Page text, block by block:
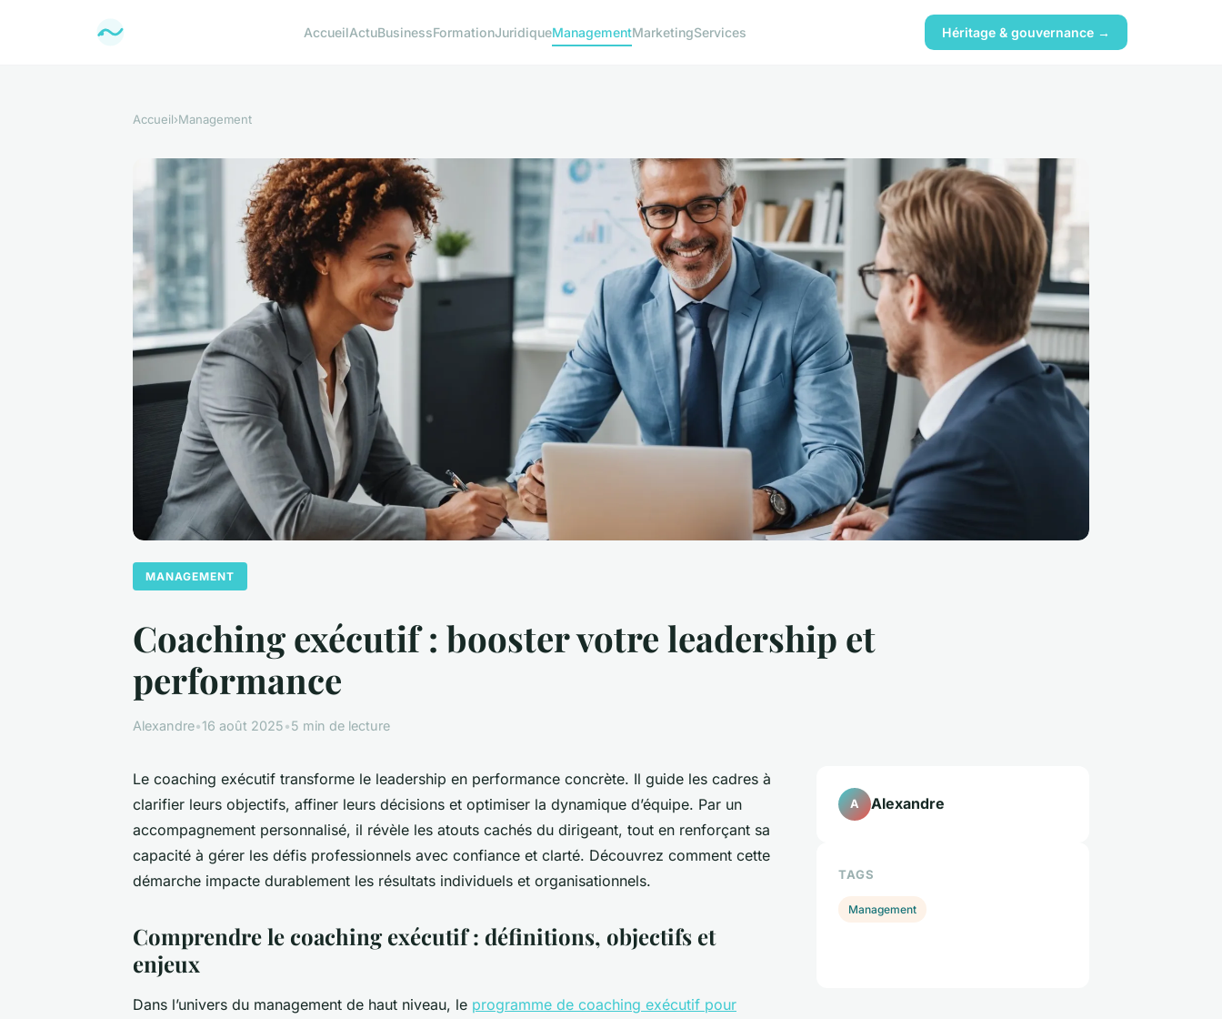
AccueilActuBusinessFormationJuridiqueManagementMarketingServices Héritage & gouvernance →
Accueil›Management
MANAGEMENT
Coaching exécutif : booster votre leadership et
performance
Alexandre•16 août 2025•5 min de lecture
Le coaching exécutif transforme le leadership en performance concrète. Il guide les cadres à
clarifier leurs objectifs, affiner leurs décisions et optimiser la dynamique d’équipe. Par un
accompagnement personnalisé, il révèle les atouts cachés du dirigeant, tout en renforçant sa
capacité à gérer les défis professionnels avec confiance et clarté. Découvrez comment cette
démarche impacte durablement les résultats individuels et organisationnels.
Comprendre le coaching exécutif : définitions, objectifs et
enjeux
Dans l’univers du management de haut niveau, le programme de coaching exécutif pour
A Alexandre
TAGS
Management